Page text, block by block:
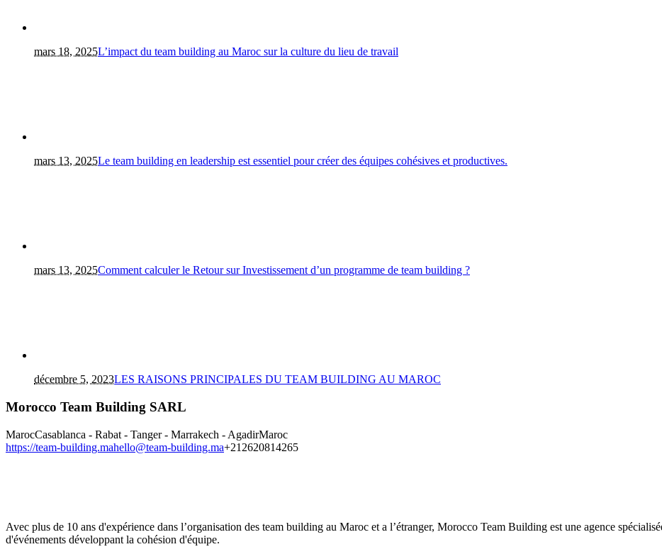
mars 18, 2025L’impact du team building au Maroc sur la culture du lieu de travail
mars 13, 2025Le team building en leadership est essentiel pour créer des équipes cohésives et productives.
mars 13, 2025Comment calculer le Retour sur Investissement d’un programme de team building ?
décembre 5, 2023LES RAISONS PRINCIPALES DU TEAM BUILDING AU MAROC
Morocco Team Building SARL
MarocCasablanca - Rabat - Tanger - Marrakech - AgadirMaroc
https://team-building.mahello@team-building.ma+212620814265
Avec plus de 10 ans d'expérience dans l’organisation des team building au Maroc et a l’étranger, Morocco Team Building est une agence
d'événements développant la cohésion d'équipe.